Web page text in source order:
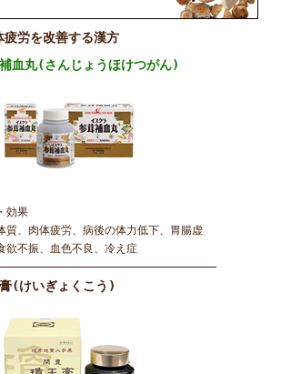
労を改善する漢方
血丸(さんじょうほけつがん)
効果
質、肉体疲労、病後の体力低下、胃腸虚
欲不振、血色不良、冷え症
(けいぎょくこう)